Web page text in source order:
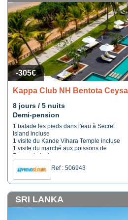
-305€
Kappa Club NH Bentota
8 jours / 5 nuits
Demi-pension
1 balade les pieds dans l'eau à Secret
Island incluse
1 visite du Kande Vihara Temple incluse
1 visite du marché aux poissons de
Beruwala incluse
Ref : 506943
SRI LANKA